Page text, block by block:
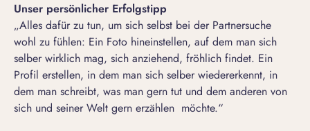
Unser persönlicher Erfolgstipp
„Alles dafür zu tun, um sich selbst bei der Partnersuche
wohl zu fühlen: Ein Foto hineinstellen, auf dem man sich
selber wirklich mag, sich anziehend, fröhlich findet. Ein
Profil erstellen, in dem man sich selber wiedererkennt, in
dem man schreibt, was man gern tut und dem anderen von
sich und seiner Welt gern erzählen möchte.“